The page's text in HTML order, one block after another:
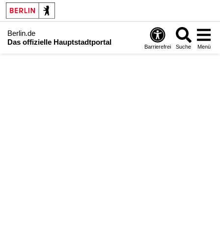
Berlin.de
Das offizielle Hauptstadtportal
Barrierefrei Suche Menü